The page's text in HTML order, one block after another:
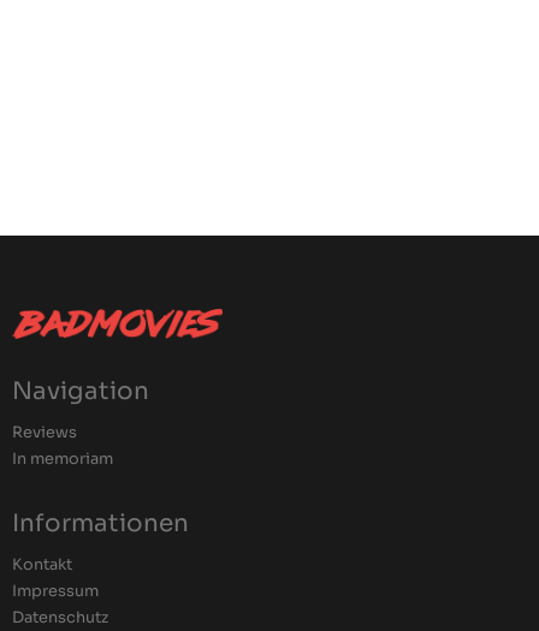
Navigation
Reviews
In memoriam
Informationen
Kontakt
Impressum
Datenschutz